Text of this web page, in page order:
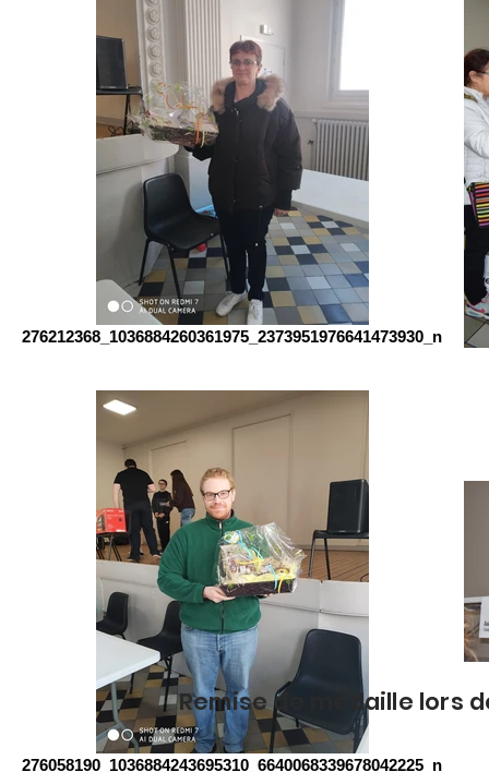
276212368_1036884260361975_2373951976641473930_n
276058190_1036884243695310_6640068339678042225_n
Remise de médaille lors